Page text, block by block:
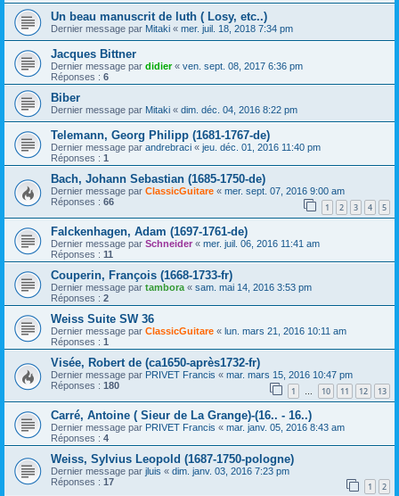
Un beau manuscrit de luth ( Losy, etc..)
Dernier message par Mitaki « mer. juil. 18, 2018 7:34 pm
Jacques Bittner
Dernier message par didier« ven. sept. 08, 2017 6:36 pm
Réponses : 6
Biber
Dernier message par Mitaki « dim. déc. 04, 2016 8:22 pm
Telemann, Georg Philipp (1681-1767-de)
Dernier message par andrebraci « jeu. déc. 01, 2016 11:40 pm
Réponses : 1
Bach, Johann Sebastian (1685-1750-de)
Dernier message par ClassicGuitare « mer. sept. 07, 2016 9:00 am
Réponses : 66 1 2 3 4 5
Falckenhagen, Adam (1697-1761-de)
Dernier message par Schneider « mer. juil. 06, 2016 11:41 am
Réponses : 11
Couperin, François (1668-1733-fr)
Dernier message par tambora « sam. mai 14, 2016 3:53 pm
Réponses : 2
Weiss Suite SW 36
Dernier message par ClassicGuitare « lun. mars 21, 2016 10:11 am
Réponses : 1
Visée, Robert de (ca1650-après1732-fr)
Dernier message par PRIVET Francis « mar. mars 15, 2016 10:47 pm
Réponses : 180 1 … 10 11 12 13
Carré, Antoine ( Sieur de La Grange)-(16.. - 16..)
Dernier message par PRIVET Francis « mar. janv. 05, 2016 8:43 am
Réponses : 4
Weiss, Sylvius Leopold (1687-1750-pologne)
Dernier message par jluis « dim. janv. 03, 2016 7:23 pm
Réponses : 17 1 2